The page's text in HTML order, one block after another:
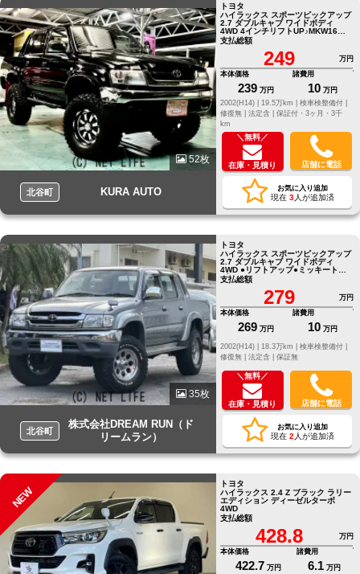
52枚
北谷町 KURA AUTO
トヨタ
ハイラックス スポーツピックアップ
2.7 ダブルキャブ ワイドボディ
4WD 4インチリフトUP♪MKW16イ
ンチAW♪マッドタイヤ♪タコマリア
バンパー♪新品ヘッドライト♪
支払総額
249
万円
本体価格
239 万円
諸費用
10 万円
2002(H14) |
19.5万km |
検車検整備付 |
修復無 | 法定含 | 保証付・3ヶ月・3千
km
＼無料／
在庫・見積り 店舗に電話
お気に入り追加
現在 3人が追加済
35枚
北谷町
株式会社DREAM RUN（ド
リームラン）
トヨタ
ハイラックス スポーツピックアップ
2.7 ダブルキャブ ワイドボディ
4WD ●リフトアップ●ミッキートン
プソンクラシック１６インチ●ＢＦ
グッドリッチＡＴタイヤ●シートカ
支払総額
279
万円
本体価格
269 万円
諸費用
10 万円
修復無 | 法定含 | 保証無
＼無料／
在庫・見積り 店舗に電話
お気に入り追加
現在 2 人が追加済
NEW
トヨタ
ハイラックス 2.4 Z ブラック ラリー
エディション ディーゼルターボ
4WD
支払総額
428.8
万円
本体価格
422.7 万円
諸費用
6.1 万円